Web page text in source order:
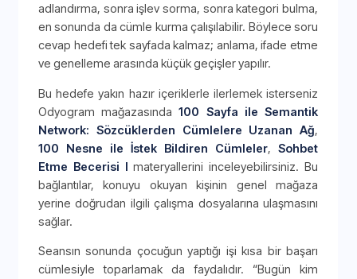
adlandırma, sonra işlev sorma, sonra kategori bulma,
en sonunda da cümle kurma çalışılabilir. Böylece soru
cevap hedefi tek sayfada kalmaz; anlama, ifade etme
ve genelleme arasında küçük geçişler yapılır.
Bu hedefe yakın hazır içeriklerle ilerlemek isterseniz
Odyogram mağazasında100 Sayfa ile Semantik
Network: Sözcüklerden Cümlelere Uzanan Ağ,
100 Nesne ile İstek Bildiren Cümleler, Sohbet
Etme Becerisi I materyallerini inceleyebilirsiniz. Bu
bağlantılar, konuyu okuyan kişinin genel mağaza
yerine doğrudan ilgili çalışma dosyalarına ulaşmasını
sağlar.
Seansın sonunda çocuğun yaptığı işi kısa bir başarı
cümlesiyle toparlamak da faydalıdır. “Bugün kim